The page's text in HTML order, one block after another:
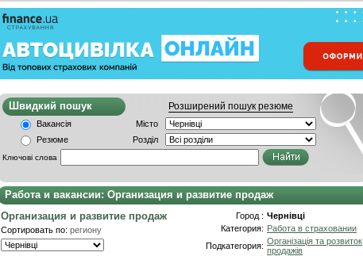
Швидкий пошук Розширений пошук резюме
Вакансія
Місто
Резюме
Розділ
Ключові слова
Работа и вакансии: Организация и развитие продаж
Организация и развитие продаж
Сортировать по: региону
Город : Чернівці
Категория: Работа в страховании
Подкатегория: Організація та розвиток
продажів